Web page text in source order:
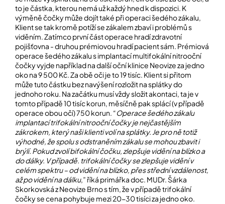
BAZAR
REPASOVANÉ
POMŮCKY
Přihlášení
to je částka, kterou nemá už každý hned k dispozici. K
výměně čočky může dojít také při operaci šedého zákalu,
Klient se tak kromě potíží se zákalem zbaví i problémů s
viděním. Zatímco první část operace hradí zdravotní
pojišťovna - druhou prémiovou hradí pacient sám. Prémiová
operace šedého zákalu s implantací multifokální nitrooční
čočky vyjde například na další oční klinice Neovize za jedno
oko na 9 500 Kč. Za obě oči je to 19 tisíc. Klient si přitom
může tuto částku bez navýšení rozložit na splátky do
jednoho roku. Na začátku musí vždy složit akontaci, ta je v
tomto případě 10 tisíc korun, měsíčně pak splácí (v případě
operace obou očí) 750 korun. “Operace šedého zákalu
implantací trifokální nitrooční čočky je nejčastějším
zákrokem, který naši klienti volí na splátky. Je pro ně totiž
výhodné, že spolu s odstraněním zákalu se mohou zbavit i
brýlí. Pokud zvolí bifokální čočku, zlepšuje vidění na blízko a
do dálky. V případě. trifokální čočky se zlepšuje vidění v
celém spektru – od vidění na blízko, přes střední vzdálenost,
až po vidění na dálku,” říká primářka doc. MUDr. Šárka
Skorkovská z Neovize Brno s tím, že v případě trifokální
čočky se cena pohybuje mezi 20-30 tisíci za jedno oko.
u
e
m
e